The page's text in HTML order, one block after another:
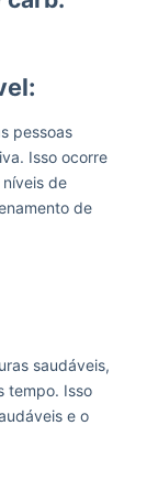
pessoas
Isso ocorre
de
de
saudáveis,
tempo. Isso
e o